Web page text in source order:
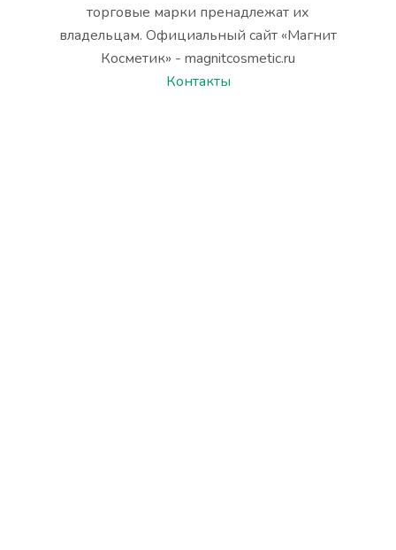
торговые марки пренадлежат их
владельцам. Официальный сайт «Магнит
Косметик» - magnitcosmetic.ru
Контакты